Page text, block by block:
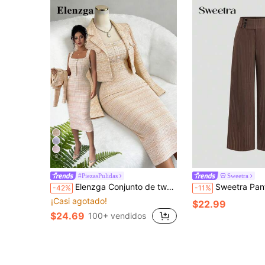
8
#PiezasPulidas
-42% Elenzga Conjunto de tweed de 2 piezas: Elegante blazer corto con cuello entallado + Vestido tubo sin mangas ajustado, conjunto elegante y femenino para primavera/otoño
¡Casi agotado!
$24.69 100+ vendidos
Sweetra
-11% Sweetra Pantalones de vestir rectos
$22.99